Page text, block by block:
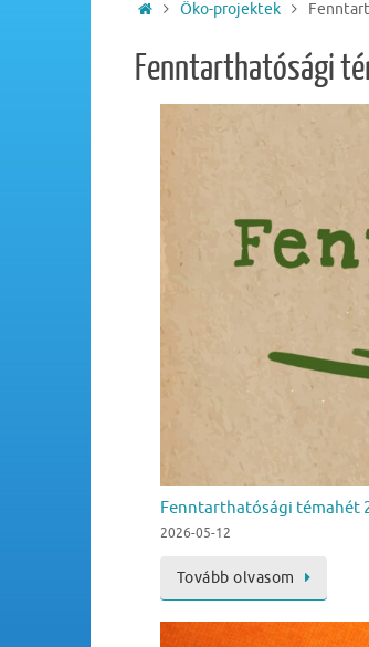
HomeÖko-projektek
Fenntarthatósági
Fenntarthatósági témahét
2026-05-12
Tovább olvasom